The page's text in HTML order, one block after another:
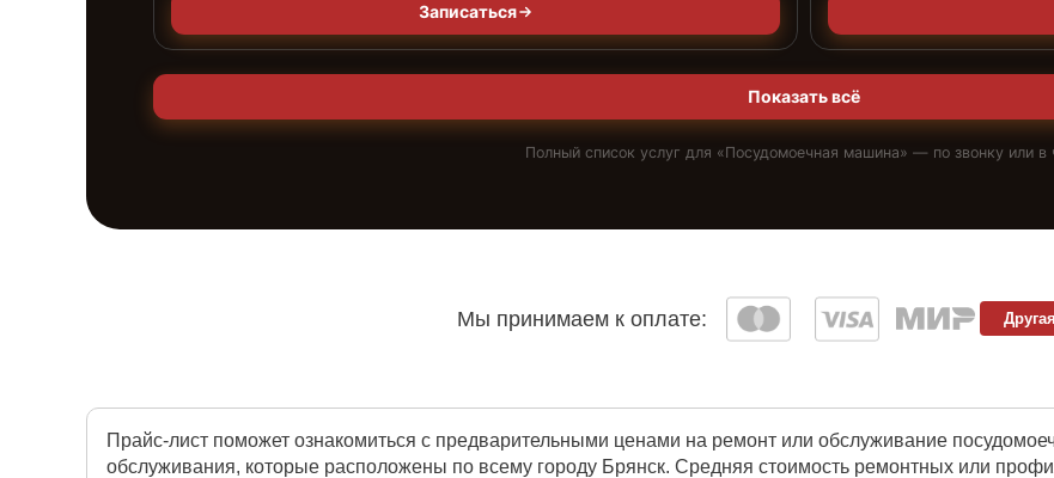
Записаться
Показать всё
Полный список услуг для «Посудомоечная машина» — по звонку или в
Мы принимаем к оплате:
Прайс-лист поможет ознакомиться с предварительными ценами на ремонт или обслуживание
обслуживания, которые расположены по всему городу Брянск. Средняя стоимость ремонтных или